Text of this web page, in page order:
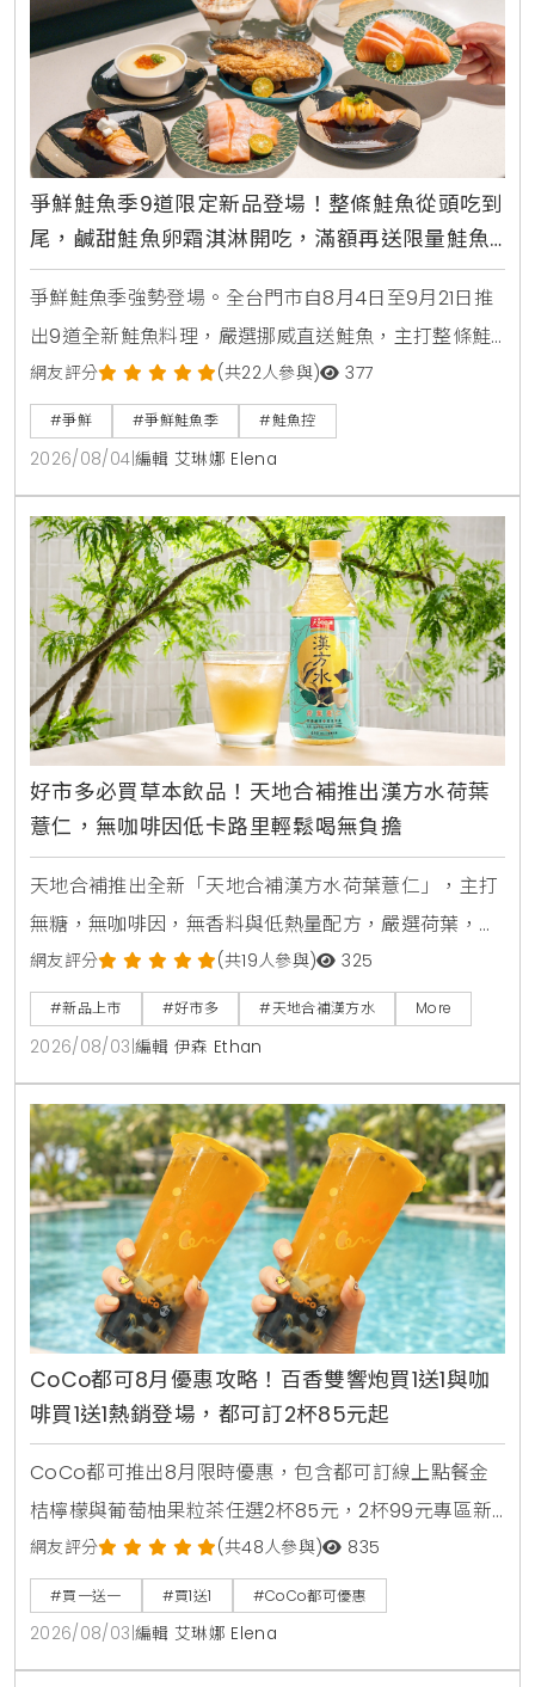
爭鮮鮭魚季9道限定新品登場！整條鮭魚從頭吃到
尾，鹹甜鮭魚卵霜淇淋開吃，滿額再送限量鮭魚
造型扇
爭鮮鮭魚季強勢登場。全台門市自8月4日至9月21日推
出9道全新鮭魚料理，嚴選挪威直送鮭魚，主打整條鮭
魚從頭吃到尾，包含照燒鮭魚頭，鮮嫩鮭魚肚生魚片，
紫蘇和風鮭魚冷麵，以及可可焦糖鮭魚與鮭魚卵黑糖霜
淇淋等創意鹹甜點。爭鮮APP會員消費滿額再贈送限量
獵奇鮭魚造型扇與專屬優惠彩蛋。
網友評分 (共22人參與) 377
#爭鮮 #爭鮮鮭魚季 #鮭魚控
2026/08/04 編輯 艾琳娜 Elena
好市多必買草本飲品！天地合補推出漢方水荷葉
薏仁，無咖啡因低卡路里輕鬆喝無負擔
天地合補推出全新「天地合補漢方水荷葉薏仁」，主打
無糖，無咖啡因，無香料與低熱量配方，嚴選荷葉，薏
仁，山楂等草本素材，口感甘潤清爽。產品於2026年8
月上旬全台好市多Costco獨家上市，每箱24入售價
729元，提供日常輕鬆補水新選擇。
網友評分 (共19人參與) 325
#新品上市 #好市多 #天地合補漢方水 More
2026/08/03 編輯 伊森 Ethan
CoCo都可8月優惠攻略！百香雙響炮買1送1與咖
啡買1送1熱銷登場，都可訂2杯85元起
CoCo都可推出8月限時優惠，包含都可訂線上點餐金
桔檸檬與葡萄柚果粒茶任選2杯85元，2杯99元專區新
上架粉角檸檬冬瓜，每週一二指定咖啡買1送1，8月5日
週三好友日更祭出百香雙響炮買1送1優惠。
網友評分 (共48人參與) 835
#買一送一 #買1送1 #CoCo都可優惠
2026/08/03 編輯 艾琳娜 Elena